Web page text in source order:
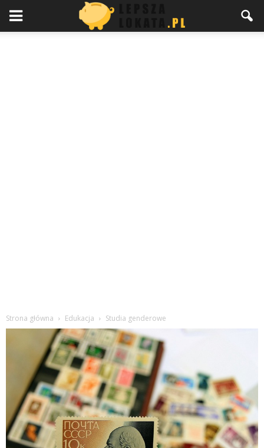
Strona główna Edukacja Studia genderowe